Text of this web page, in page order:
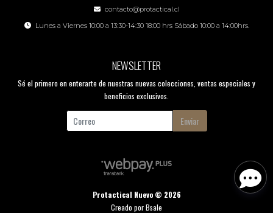
contacto@protactical.cl
Lunes a Viernes 10:00 a 13:30-14:30 18:00 hrs Sábado 10:00 a 14:00hrs.
NEWSLETTER
Sé el primero en enterarte de nuestras nuevas colecciones, ventas especiales y
beneficios exclusivos.
Enviar
Protactical Nuevo © 2026
Creado porBsale